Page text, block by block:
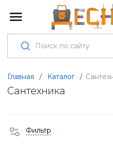
Главная / Каталог /
Сантехника
Фильтр